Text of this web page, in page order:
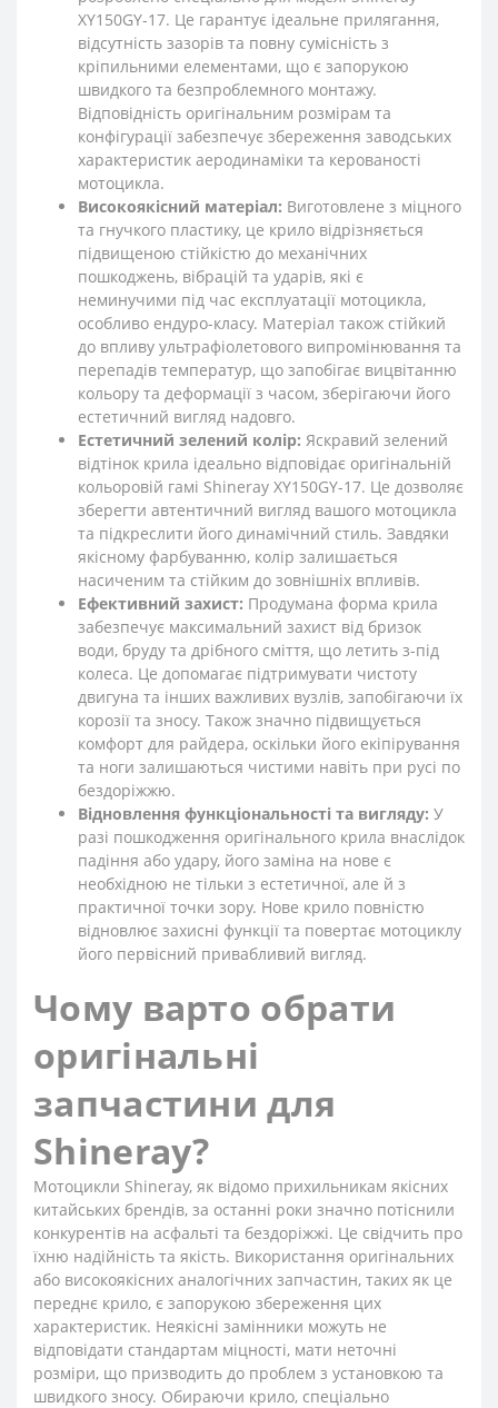
XY150GY-17. Це гарантує ідеальне прилягання,
відсутність зазорів та повну сумісність з
кріпильними елементами, що є запорукою
швидкого та безпроблемного монтажу.
Відповідність оригінальним розмірам та
конфігурації забезпечує збереження заводських
характеристик аеродинаміки та керованості
мотоцикла.
Високоякісний матеріал: Виготовлене з міцного
та гнучкого пластику, це крило відрізняється
підвищеною стійкістю до механічних
пошкоджень, вібрацій та ударів, які є
неминучими під час експлуатації мотоцикла,
особливо ендуро-класу. Матеріал також стійкий
до впливу ультрафіолетового випромінювання та
перепадів температур, що запобігає вицвітанню
кольору та деформації з часом, зберігаючи його
естетичний вигляд надовго.
Естетичний зелений колір: Яскравий зелений
відтінок крила ідеально відповідає оригінальній
кольоровій гамі Shineray XY150GY-17. Це дозволяє
зберегти автентичний вигляд вашого мотоцикла
та підкреслити його динамічний стиль. Завдяки
якісному фарбуванню, колір залишається
насиченим та стійким до зовнішніх впливів.
Ефективний захист: Продумана форма крила
забезпечує максимальний захист від бризок
води, бруду та дрібного сміття, що летить з-під
колеса. Це допомагає підтримувати чистоту
двигуна та інших важливих вузлів, запобігаючи їх
корозії та зносу. Також значно підвищується
комфорт для райдера, оскільки його екіпірування
та ноги залишаються чистими навіть при русі по
бездоріжжю.
Відновлення функціональності та вигляду: У
разі пошкодження оригінального крила внаслідок
падіння або удару, його заміна на нове є
необхідною не тільки з естетичної, але й з
практичної точки зору. Нове крило повністю
відновлює захисні функції та повертає мотоциклу
його первісний привабливий вигляд.
Чому варто обрати
оригінальні
запчастини для
Shineray?
Мотоцикли Shineray, як відомо прихильникам якісних
китайських брендів, за останні роки значно потіснили
конкурентів на асфальті та бездоріжжі. Це свідчить про
їхню надійність та якість. Використання оригінальних
або високоякісних аналогічних запчастин, таких як це
переднє крило, є запорукою збереження цих
характеристик. Неякісні замінники можуть не
відповідати стандартам міцності, мати неточні
розміри, що призводить до проблем з установкою та
швидкого зносу. Обираючи крило, спеціально